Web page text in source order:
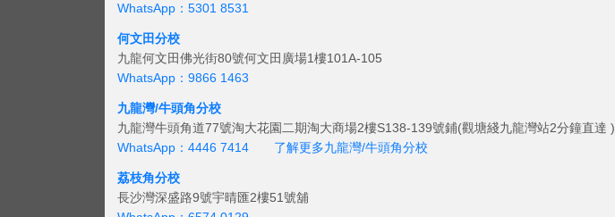
WhatsApp：5301 8531
何文田分校
九龍何文田佛光街80號何文田廣場1樓101A-105
WhatsApp：9866 1463
九龍灣/牛頭角分校
九龍灣牛頭角道77號淘大花園二期淘大商場2樓S138-139號鋪(觀塘綫九龍灣站2分鐘直達 )
WhatsApp：4446 7414
了解更多九龍灣/牛頭角分校
荔枝角分校
長沙灣深盛路9號宇晴匯2樓51號舖